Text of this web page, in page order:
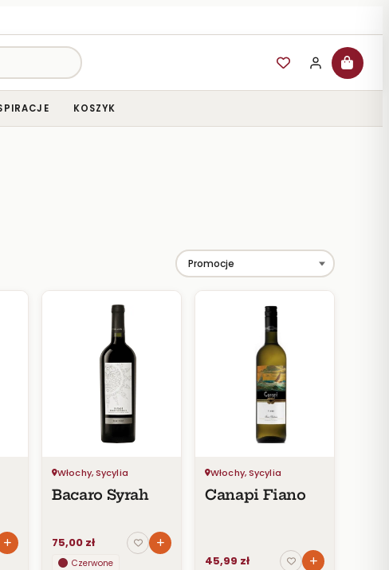
KOSZYK
Włochy, Sycylia
Bacaro Syrah
75,00 zł
Czerwone
Włochy, Sycylia
Canapi Fiano
45,99 zł